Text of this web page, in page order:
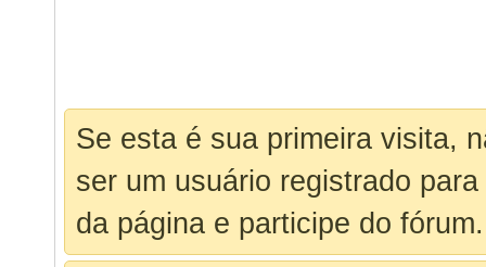
Se esta é sua primeira visita,
ser um usuário registrado
da página e participe do fórum.